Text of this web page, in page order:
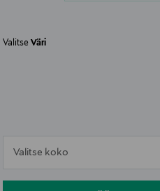
ValitseVäri
Valitse koko